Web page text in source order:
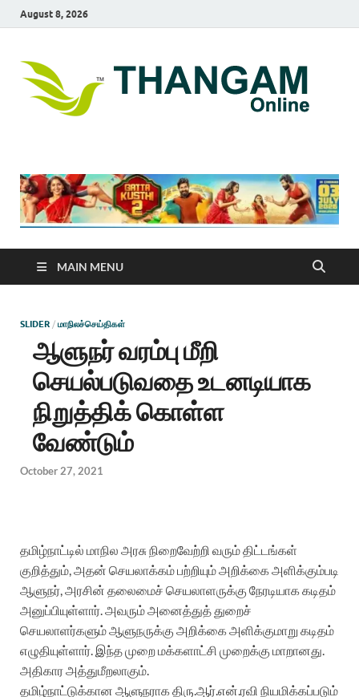
August 8, 2026
MAIN MENU
SLIDER / மாநிலச்செய்திகள்
ஆளுநர் வரம்பு மீறி
செயல்படுவதை உடனடியாக
நிறுத்திக் கொள்ள
வேண்டும்
October 27, 2021
தமிழ்நாட்டில் மாநில அரசு நிறைவேற்றி வரும் திட்டங்கள்
குறித்தும், அதன் செயலாக்கம் பற்றியும் அறிக்கை அளிக்கும்படி
ஆளுநர், அரசின் தலைமைச் செயலாளருக்கு நேரடியாக கடிதம்
அனுப்பியுள்ளார். அவரும் அனைத்துத் துறைச்
செயலாளர்களும் ஆளுநருக்கு அறிக்கை அளிக்குமாறு கடிதம்
எழுதியுள்ளார். இந்த முறை மக்களாட்சி முறைக்கு மாறானது.
அதிகார அத்துமீறலாகும்.
தமிழ்நாட்டுக்கான ஆளுநராக திரு.ஆர்.என்.ரவி நியமிக்கப்படும்